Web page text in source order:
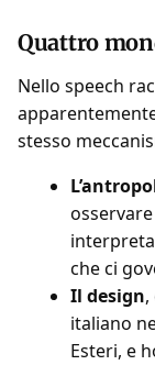
Quattro
Nello speech
stesso
che ci
Il design
italiano
Esteri, e